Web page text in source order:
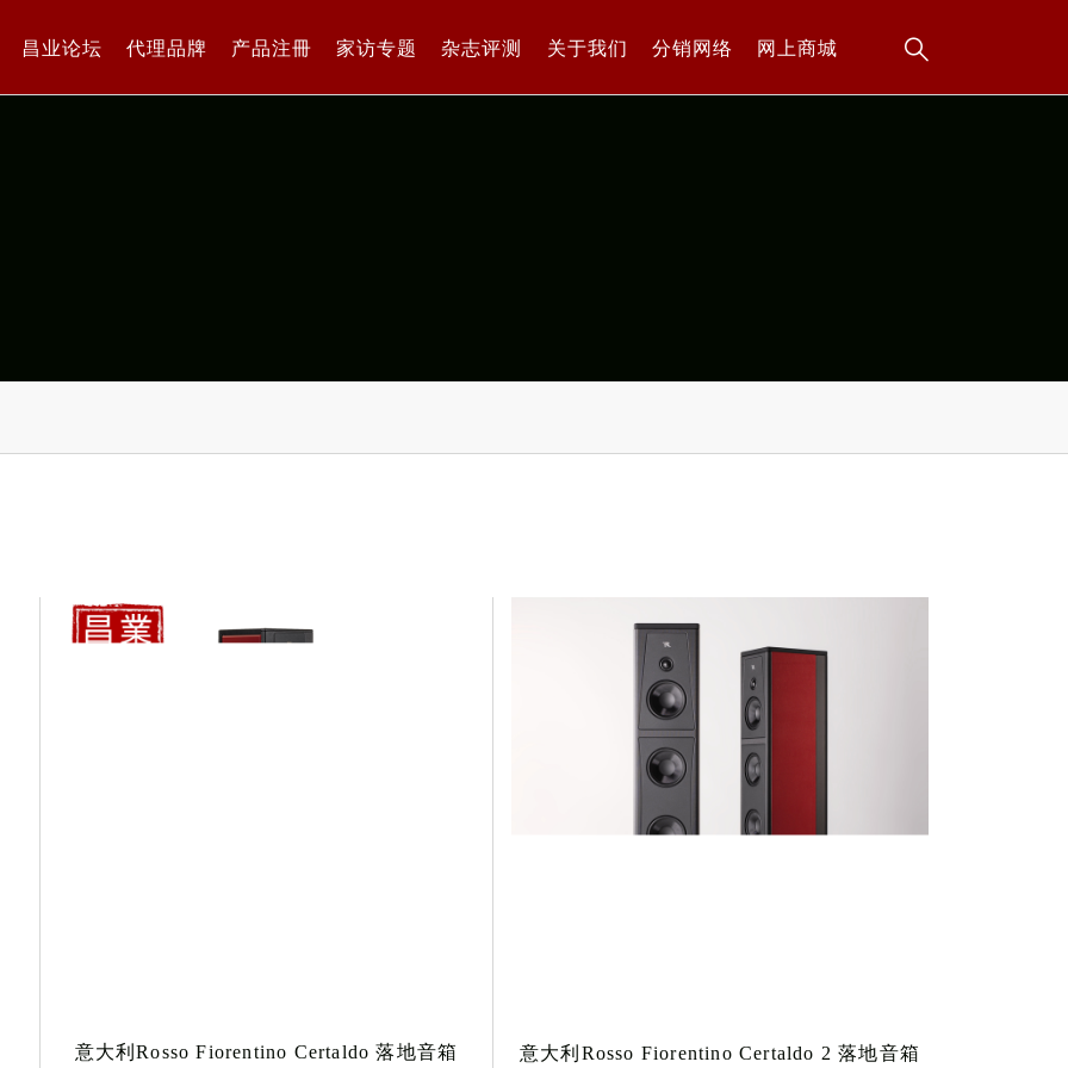
昌业论坛 代理品牌 产品注冊 家访专题 杂志评测 关于我们 分销网络 网上商城
意大利Rosso Fiorentino Certaldo 落地音箱 意大利Rosso Fiorentino Certaldo 2 落地音箱